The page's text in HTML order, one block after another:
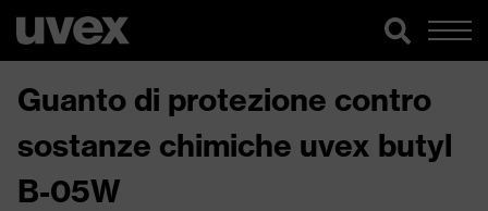
Guanto di protezione contro
sostanze chimiche uvex butyl
B-05W